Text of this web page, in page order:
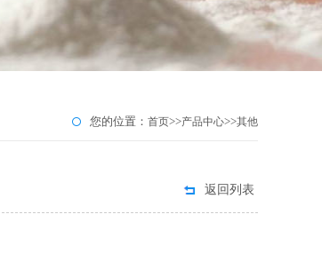
您的位置： 首页>>产品中心>>其他
返回列表